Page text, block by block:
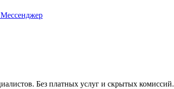
Без платных услуг и скрытых комиссий.